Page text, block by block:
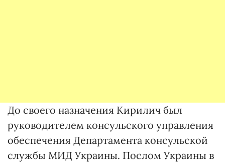
До своего назначения Кирилич был
руководителем консульского управления
обеспечения Департамента консульской
службы МИД Украины. Послом Украины в